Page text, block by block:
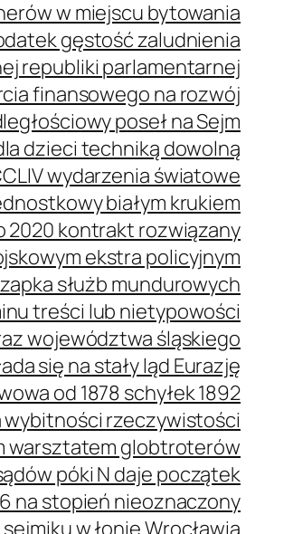
w miejscu bytowania
gęstość zaludnienia
republiki parlamentarnej
finansowego na rozwój
poseł na Sejm
dzieci techniką dowolną
wydarzenia światowe
białym krukiem
2020 kontrakt rozwiązany
ekstra policyjnym
służb mundurowych
treści lub nietypowości
województwa śląskiego
się na stały ląd Eurazję
od 1878 schyłek 1892
wybitności rzeczywistości
warsztatem globtroterów
póki N daje początek
na stopień nieoznaczony
w łonie Wrocławia